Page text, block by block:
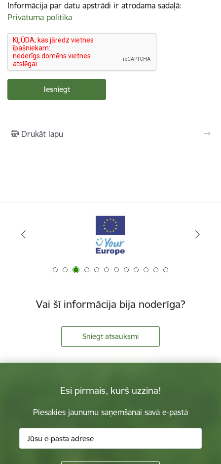
Informācija par datu apstrādi ir atrodama sadaļā:
Privātuma politika
Drukāt lapu
Vai šī informācija bija noderīga?
Sniegt atsauksmi
Esi pirmais, kurš uzzina!
Piesakies jaunumu saņemšanai savā e-pastā